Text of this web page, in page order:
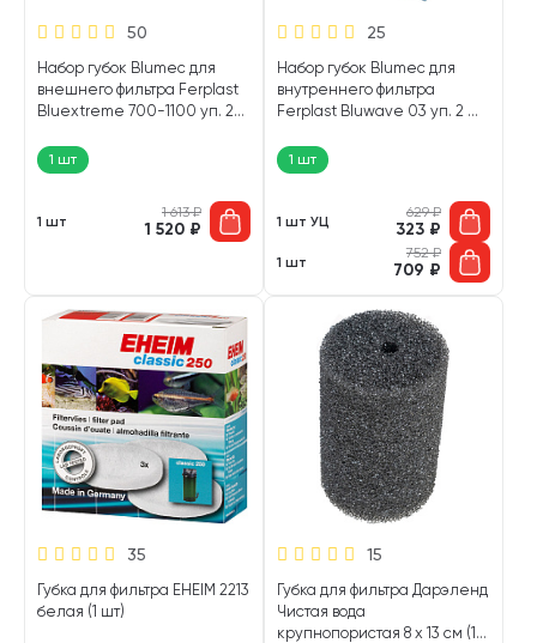
50
Набор губок Blumec для
внешнего фильтра Ferplast
Bluextreme 700-1100 уп. 2
1 шт
1 шт
1 613₽
1 520 ₽
25
Набор губок Blumec для
внутреннего фильтра
Ferplast Bluwave 03 уп. 2 шт
1 шт
1 шт УЦ
629₽
323 ₽
1 шт
752₽
709 ₽
35
Губка для фильтра EHEIM 2213
белая (1 шт)
15
Губка для фильтра Дарэленд
Чистая вода
крупнопористая 8 х 13 см (1